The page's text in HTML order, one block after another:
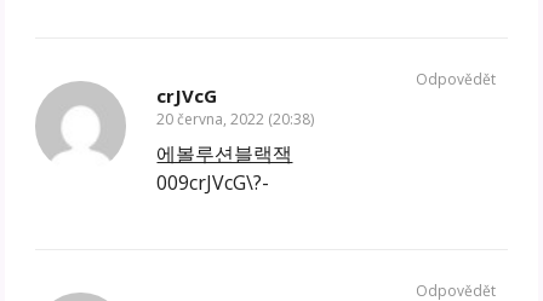
crJVcG
20 června, 2022 (20:38)
에볼루션블랙잭
009crJVcG\?-
Odpovědět
Odpovědět